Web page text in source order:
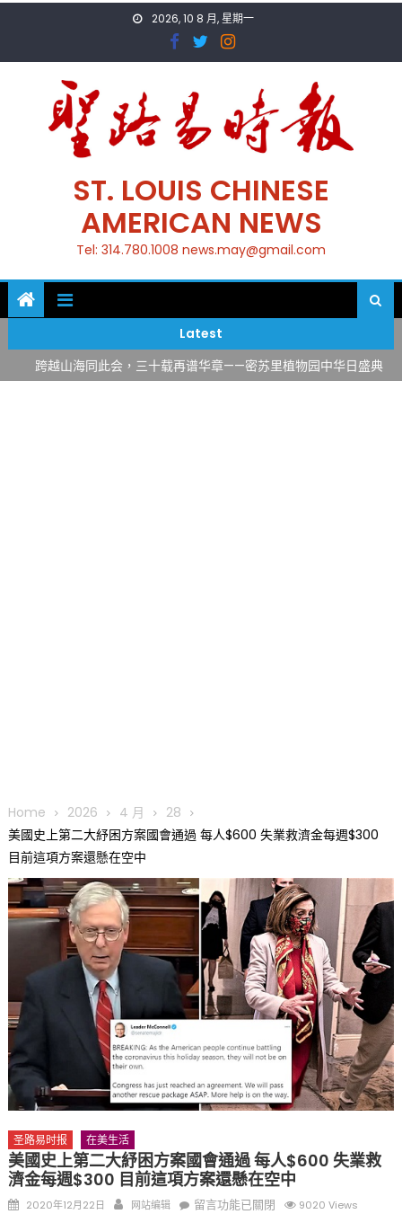
2026, 10 8 月, 星期一
ST. LOUIS CHINESE
AMERICAN NEWS
Tel: 314.780.1008 news.may@gmail.com
Latest
园“中华日三十周年特别报道（五）
筝声与琴韵交汇：刘励(Li Statler)与钢琴家Darek演绎一场古筝
跨越山海同此会，三十载再谱华章——密苏里植物园中华日盛典
圆满举行
Home 2026 4 月
28
美國史上第二大紓困方案國會通過 每人$600 失業救濟金每週$300
目前這項方案還懸在空中
圣路易时报 在美生活
美國史上第二大紓困方案國會通過 每人$600 失業救
濟金每週$300 目前這項方案還懸在空中
Posted
2020年12月22日 Author
网站编辑
在
留言功能已關閉 9020 Views